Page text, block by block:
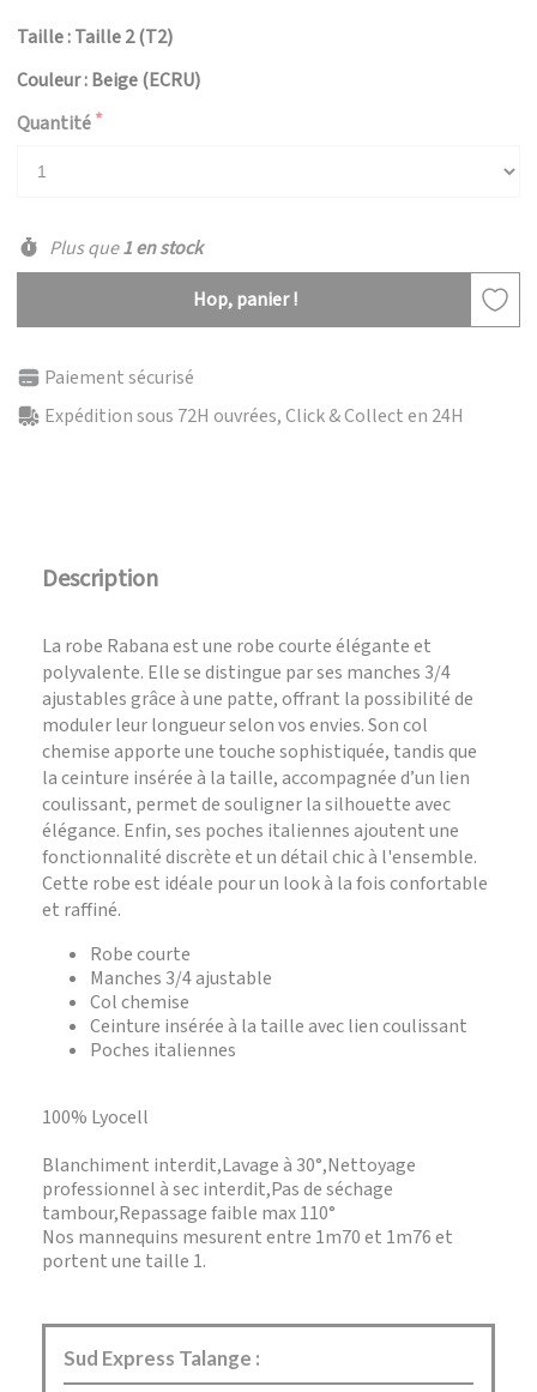
Taille : Taille 2 (T2)
Couleur : Beige (ECRU)
Quantité
Plus que1 en stock
Hop, panier !
Paiement sécurisé
Expédition sous 72H ouvrées, Click & Collect en 24H
Description
La robe Rabana est une robe courte élégante et
polyvalente. Elle se distingue par ses manches 3/4
ajustables grâce à une patte, offrant la possibilité de
moduler leur longueur selon vos envies. Son col
chemise apporte une touche sophistiquée, tandis que
la ceinture insérée à la taille, accompagnée d’un lien
coulissant, permet de souligner la silhouette avec
élégance. Enfin, ses poches italiennes ajoutent une
fonctionnalité discrète et un détail chic à l'ensemble.
Cette robe est idéale pour un look à la fois confortable
et raffiné.
Robe courte
Manches 3/4 ajustable
Col chemise
Ceinture insérée à la taille avec lien coulissant
Poches italiennes
100% Lyocell
Blanchiment interdit,Lavage à 30°,Nettoyage
professionnel à sec interdit,Pas de séchage
tambour,Repassage faible max 110°
Nos mannequins mesurent entre 1m70 et 1m76 et
portent une taille 1.
Sud Express Talange :